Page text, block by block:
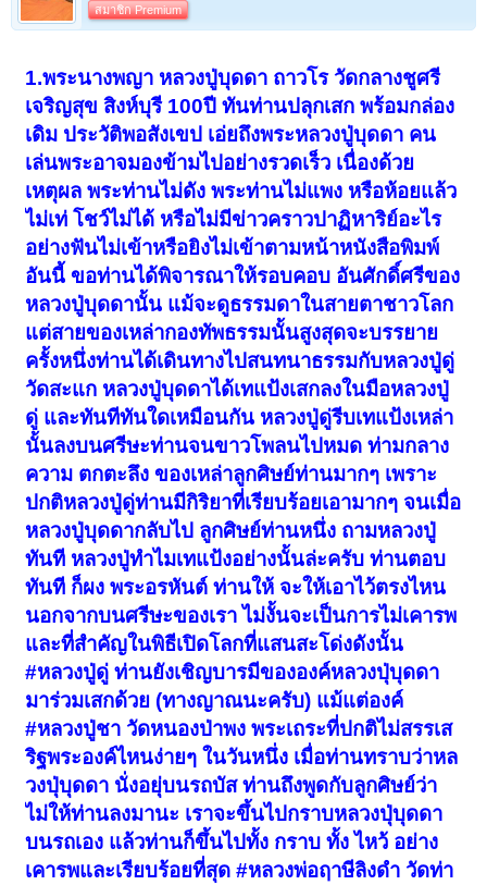
สมาชิก Premium
1.พระนางพญา หลวงปู่บุดดา ถาวโร วัดกลางชูศรี
เจริญสุข สิงห์บุรี 100ปี ทันท่านปลุกเสก พร้อมกล่อง
เดิม ประวัติพอสังเขป เอ่ยถึงพระหลวงปู่บุดดา คน
เล่นพระอาจมองข้ามไปอย่างรวดเร็ว เนื่องด้วย
เหตุผล พระท่านไม่ดัง พระท่านไม่แพง หรือห้อยแล้ว
ไม่เท่ โชว์ไม่ได้ หรือไม่มีข่าวคราวปาฏิหาริย์อะไร
อย่างฟันไม่เข้าหรือยิงไม่เข้าตามหน้าหนังสือพิมพ์
อันนี้ ขอท่านได้พิจารณาให้รอบคอบ อันศักดิ์ศรีของ
หลวงปู่บุดดานั้น แม้จะดูธรรมดาในสายตาชาวโลก
แต่สายของเหล่ากองทัพธรรมนั้นสูงสุดจะบรรยาย
ครั้งหนึ่งท่านได้เดินทางไปสนทนาธรรมกับหลวงปู่ดู่
วัดสะแก หลวงปู่บุดดาได้เทแป้งเสกลงในมือหลวงปู่
ดู่ และทันทีทันใดเหมือนกัน หลวงปู่ดู่รีบเทแป้งเหล่า
นั้นลงบนศรีษะท่านจนขาวโพลนไปหมด ท่ามกลาง
ความ ตกตะลึง ของเหล่าลูกศิษย์ท่านมากๆ เพราะ
ปกติหลวงปู่ดู่ท่านมีกิริยาที่เรียบร้อยเอามากๆ จนเมื่อ
หลวงปู่บุดดากลับไป ลูกศิษย์ท่านหนึ่ง ถามหลวงปู่
ทันที หลวงปู่ทำไมเทแป้งอย่างนั้นล่ะครับ ท่านตอบ
ทันที ก็ผง พระอรหันต์ ท่านให้ จะให้เอาไว้ตรงไหน
นอกจากบนศรีษะของเรา ไม่งั้นจะเป็นการไม่เคารพ
และที่สำคัญในพิธีเปิดโลกที่แสนสะโด่งดังนั้น
#หลวงปู่ดู่ ท่านยังเชิญบารมีขององค์หลวงปุ่บุดดา
มาร่วมเสกด้วย (ทางญาณนะครับ) แม้แต่องค์
#หลวงปู่ชา วัดหนองป่าพง พระเถระที่ปกติไม่สรรเส
ริฐพระองค์ไหนง่ายๆ ในวันหนึ่ง เมื่อท่านทราบว่าหล
วงปุ่บุดดา นั่งอยุ่บนรถบัส ท่านถึงพูดกับลูกศิษย์ว่า
ไม่ให้ท่านลงมานะ เราจะขึ้นไปกราบหลวงปุ่บุดดา
บนรถเอง แล้วท่านก็ขึ้นไปทั้ง กราบ ทั้ง ไหว้ อย่าง
เคารพและเรียบร้อยที่สุด #หลวงพ่อฤาษีลิงดำ วัดท่า